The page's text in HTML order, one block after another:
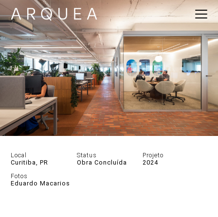
Local
Curitiba, PR
Status
Obra Concluída
Projeto
2024
Fotos
Eduardo Macarios